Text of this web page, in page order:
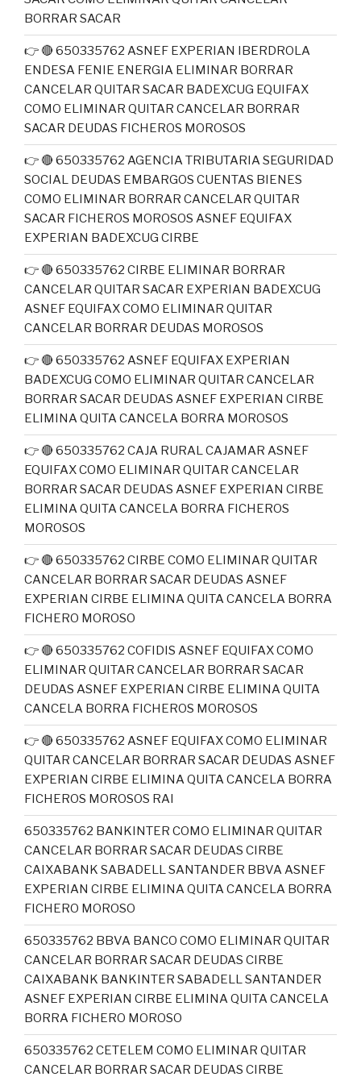
BORRAR SACAR
👉 🔴 650335762 ASNEF EXPERIAN IBERDROLA
ENDESA FENIE ENERGIA ELIMINAR BORRAR
CANCELAR QUITAR SACAR BADEXCUG EQUIFAX
COMO ELIMINAR QUITAR CANCELAR BORRAR
SACAR DEUDAS FICHEROS MOROSOS
👉 🔴 650335762 AGENCIA TRIBUTARIA SEGURIDAD
SOCIAL DEUDAS EMBARGOS CUENTAS BIENES
COMO ELIMINAR BORRAR CANCELAR QUITAR
SACAR FICHEROS MOROSOS ASNEF EQUIFAX
EXPERIAN BADEXCUG CIRBE
👉 🔴 650335762 CIRBE ELIMINAR BORRAR
CANCELAR QUITAR SACAR EXPERIAN BADEXCUG
ASNEF EQUIFAX COMO ELIMINAR QUITAR
CANCELAR BORRAR DEUDAS MOROSOS
👉 🔴 650335762 ASNEF EQUIFAX EXPERIAN
BADEXCUG COMO ELIMINAR QUITAR CANCELAR
BORRAR SACAR DEUDAS ASNEF EXPERIAN CIRBE
ELIMINA QUITA CANCELA BORRA MOROSOS
👉 🔴 650335762 CAJA RURAL CAJAMAR ASNEF
EQUIFAX COMO ELIMINAR QUITAR CANCELAR
BORRAR SACAR DEUDAS ASNEF EXPERIAN CIRBE
ELIMINA QUITA CANCELA BORRA FICHEROS
MOROSOS
👉 🔴 650335762 CIRBE COMO ELIMINAR QUITAR
CANCELAR BORRAR SACAR DEUDAS ASNEF
EXPERIAN CIRBE ELIMINA QUITA CANCELA BORRA
FICHERO MOROSO
👉 🔴 650335762 COFIDIS ASNEF EQUIFAX COMO
ELIMINAR QUITAR CANCELAR BORRAR SACAR
DEUDAS ASNEF EXPERIAN CIRBE ELIMINA QUITA
CANCELA BORRA FICHEROS MOROSOS
👉 🔴 650335762 ASNEF EQUIFAX COMO ELIMINAR
QUITAR CANCELAR BORRAR SACAR DEUDAS ASNEF
EXPERIAN CIRBE ELIMINA QUITA CANCELA BORRA
FICHEROS MOROSOS RAI
650335762 BANKINTER COMO ELIMINAR QUITAR
CANCELAR BORRAR SACAR DEUDAS CIRBE
CAIXABANK SABADELL SANTANDER BBVA ASNEF
EXPERIAN CIRBE ELIMINA QUITA CANCELA BORRA
FICHERO MOROSO
650335762 BBVA BANCO COMO ELIMINAR QUITAR
CANCELAR BORRAR SACAR DEUDAS CIRBE
CAIXABANK BANKINTER SABADELL SANTANDER
ASNEF EXPERIAN CIRBE ELIMINA QUITA CANCELA
BORRA FICHERO MOROSO
650335762 CETELEM COMO ELIMINAR QUITAR
CANCELAR BORRAR SACAR DEUDAS CIRBE